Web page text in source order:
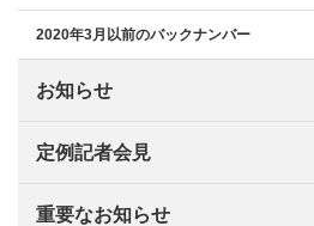
2020年3月以前のバックナンバー
お知らせ
定例記者会見
重要なお知らせ